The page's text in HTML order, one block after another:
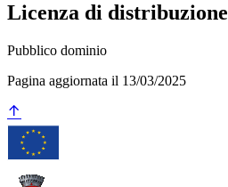
Licenza di distribuzione
Pubblico dominio
Pagina aggiornata il 13/03/2025